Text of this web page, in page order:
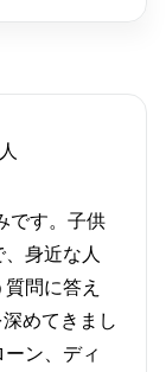
です。子供
身近な人
問に答え
めてきまし
ン、ディ